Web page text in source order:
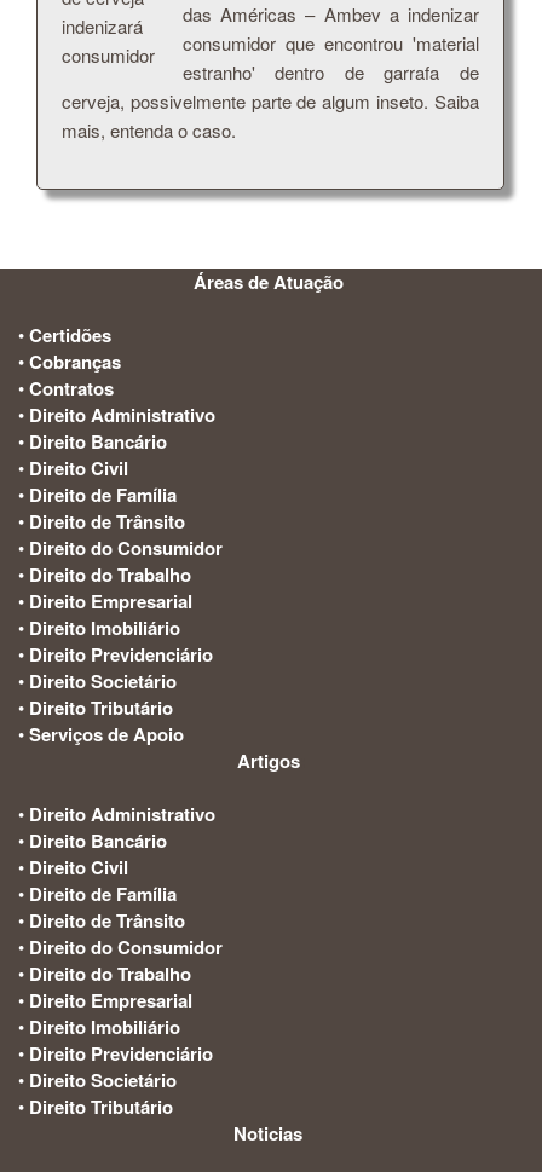
das Américas – Ambev a indenizar
consumidor que encontrou 'material
estranho' dentro de garrafa de
cerveja, possivelmente parte de algum inseto. Saiba
mais, entenda o caso.
Áreas de Atuação:
•Certidões
•Cobranças
•Contratos
• Direito Administrativo
• Direito Bancário
• Direito Civil
• Direito de Família
• Direito de Trânsito
• Direito do Consumidor
• Direito do Trabalho
• Direito Empresarial
• Direito Imobiliário
• Direito Previdenciário
• Direito Societário
• Direito Tributário
•Serviços de Apoio
Artigos:
• Direito Administrativo
• Direito Bancário
• Direito Civil
• Direito de Família
• Direito de Trânsito
• Direito do Consumidor
• Direito do Trabalho
• Direito Empresarial
• Direito Imobiliário
• Direito Previdenciário
• Direito Societário
• Direito Tributário
Noticias